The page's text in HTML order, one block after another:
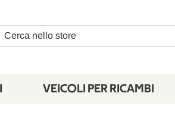
Cerca
VEICOLI PER RICAMBI